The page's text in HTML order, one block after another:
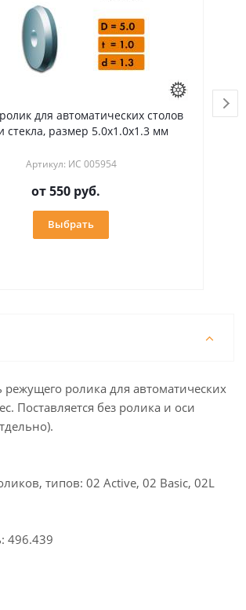
Ось (диаметр 1.3 мм, длина 8.0 мм), альт.
496.439 для держателя режущего ролика
Артикул: ИС 005996
500
режущего ролика для автоматических
Поставляется без ролика и оси
типов: 02 Active, 02 Basic, 02L
496.439